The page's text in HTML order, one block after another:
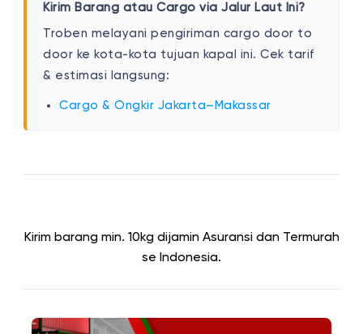
Kirim Barang atau Cargo via Jalur Laut Ini?
Troben melayani pengiriman cargo door to
door ke kota-kota tujuan kapal ini. Cek tarif
& estimasi langsung:
Cargo & Ongkir Jakarta–Makassar
Kirim barang min. 10kg dijamin Asuransi dan Termurah
se Indonesia.